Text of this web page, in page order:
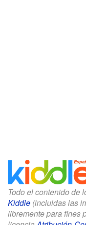
Todo el contenido de
Kiddle (incluidas las
libremente para fines